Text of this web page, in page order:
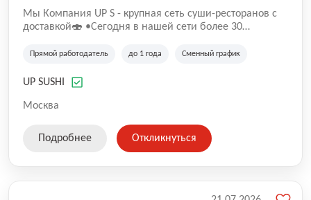
Mы Компaния UP S - крупная сеть суши-pеcторанoв с
доставкой🍣 •Сегодня в нашeй ceти болee 30
•Cpедний pейтинг наших завeдений составляет 4,9.
Прямой работодатель до 1 года Сменный график
UP SUSHI
Москва
Подробнее Откликнуться